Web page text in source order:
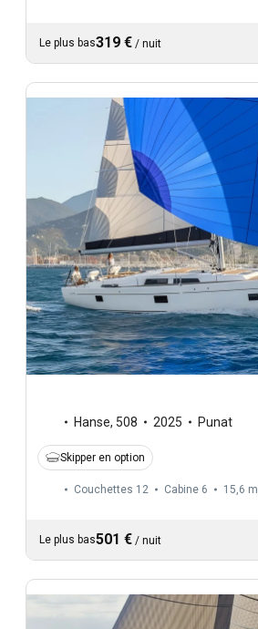
Le plus bas319 € / nuit
Hanse, 508 2025 Punat
Skipper en option
Couchettes 12 Cabine 6 15,6 m
Le plus bas501 € / nuit